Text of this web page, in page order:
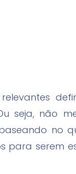
seja, não
no
para serem